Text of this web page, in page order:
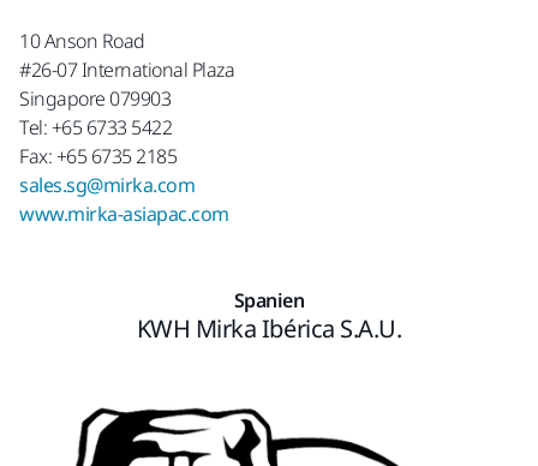
10 Anson Road
#26-07 International Plaza
Singapore 079903
Tel: +65 6733 5422
Fax: +65 6735 2185
sales.sg@mirka.com
www.mirka-asiapac.com
Spanien
KWH Mirka Ibérica S.A.U.